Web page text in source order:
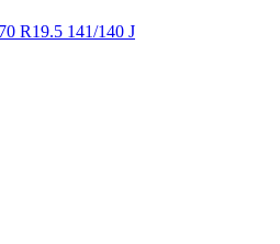
R19.5 141/140 J